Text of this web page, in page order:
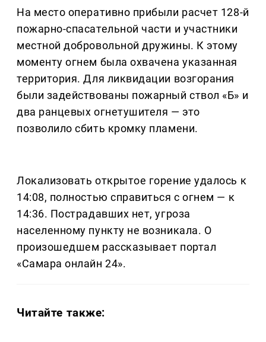
На место оперативно прибыли расчет 128-й
пожарно-спасательной части и участники
местной добровольной дружины. К этому
моменту огнем была охвачена указанная
территория. Для ликвидации возгорания
были задействованы пожарный ствол «Б» и
два ранцевых огнетушителя — это
позволило сбить кромку пламени.
Локализовать открытое горение удалось к
14:08, полностью справиться с огнем — к
14:36. Пострадавших нет, угроза
населенному пункту не возникала. О
произошедшем рассказывает портал
«Самара онлайн 24».
Читайте также: